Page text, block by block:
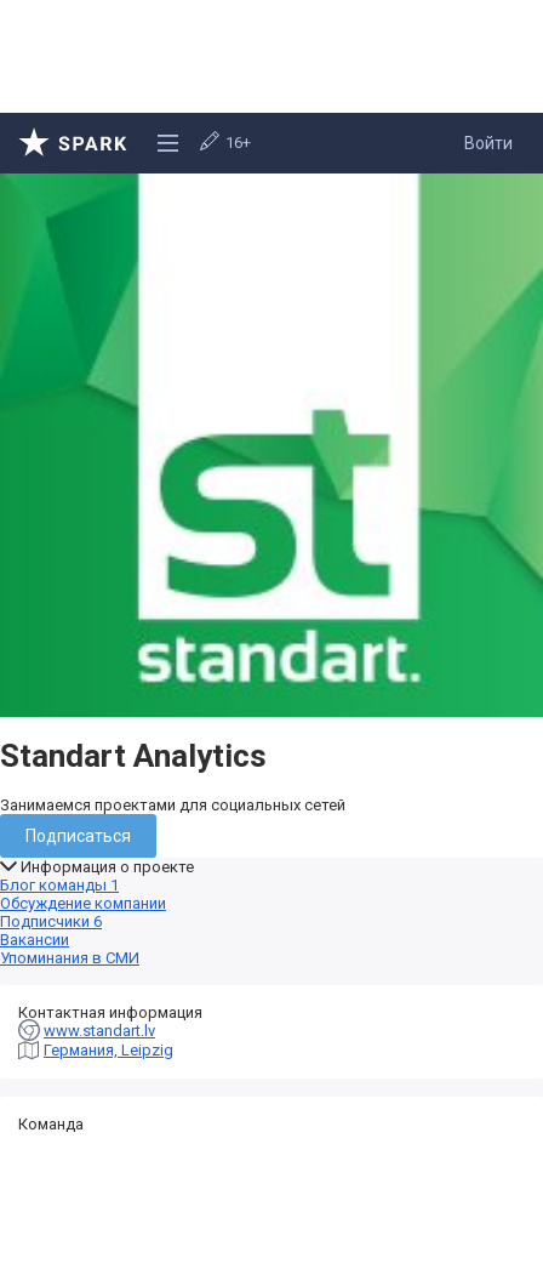
Войти
16+
Standart Analytics
Занимаемся проектами для социальных сетей
Подписаться
Информация о проекте
Блог команды 1
Обсуждение компании
Подписчики 6
Вакансии
Упоминания в СМИ
Контактная информация
www.standart.lv
Германия, Leipzig
Команда